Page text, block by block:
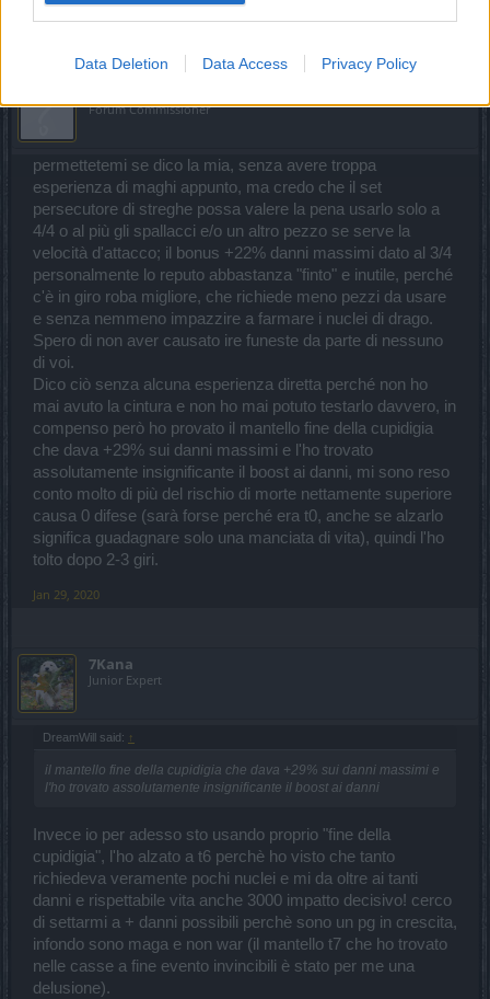
Data Deletion Data Access Privacy Policy
Forum Commissioner
permettetemi se dico la mia, senza avere troppa
esperienza di maghi appunto, ma credo che il set
persecutore di streghe possa valere la pena usarlo solo a
4/4 o al più gli spallacci e/o un altro pezzo se serve la
velocità d'attacco; il bonus +22% danni massimi dato al 3/4
personalmente lo reputo abbastanza "finto" e inutile, perché
c'è in giro roba migliore, che richiede meno pezzi da usare
e senza nemmeno impazzire a farmare i nuclei di drago.
Spero di non aver causato ire funeste da parte di nessuno
di voi.
Dico ciò senza alcuna esperienza diretta perché non ho
mai avuto la cintura e non ho mai potuto testarlo davvero, in
compenso però ho provato il mantello fine della cupidigia
che dava +29% sui danni massimi e l'ho trovato
assolutamente insignificante il boost ai danni, mi sono reso
conto molto di più del rischio di morte nettamente superiore
causa 0 difese (sarà forse perché era t0, anche se alzarlo
significa guadagnare solo una manciata di vita), quindi l'ho
tolto dopo 2-3 giri.
Jan 29, 2020
7Kana
Junior Expert
DreamWill said: ↑
il mantello fine della cupidigia che dava +29% sui danni massimi e
l'ho trovato assolutamente insignificante il boost ai danni
Invece io per adesso sto usando proprio "fine della
cupidigia", l'ho alzato a t6 perchè ho visto che tanto
richiedeva veramente pochi nuclei e mi da oltre ai tanti
danni e rispettabile vita anche 3000 impatto decisivo! cerco
di settarmi a + danni possibili perchè sono un pg in crescita,
infondo sono maga e non war (il mantello t7 che ho trovato
nelle casse a fine evento invincibili è stato per me una
delusione).